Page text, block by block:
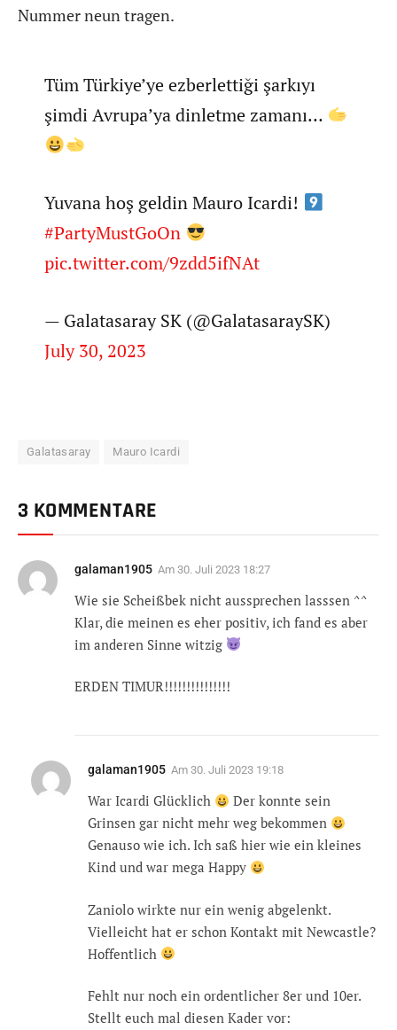
Nummer neun tragen.
Tüm Türkiye’ye ezberlettiği şarkıyı
şimdi Avrupa’ya dinletme zamanı…
Yuvana hoş geldin Mauro Icardi!
#PartyMustGoOn
pic.twitter.com/9zdd5ifNAt
— Galatasaray SK (@GalatasaraySK)
July 30, 2023
Galatasaray Mauro Icardi
3 KOMMENTARE
galaman1905 Am 30. Juli 2023 18:27
Wie sie Scheißbek nicht aussprechen lasssen ^^
Klar, die meinen es eher positiv, ich fand es aber
im anderen Sinne witzig
ERDEN TIMUR!!!!!!!!!!!!!!!
galaman1905 Am 30. Juli 2023 19:18
War Icardi Glücklich
Der konnte sein
Grinsen gar nicht mehr weg bekommen
Genauso wie ich. Ich saß hier wie ein kleines
Kind und war mega Happy
Zaniolo wirkte nur ein wenig abgelenkt.
Vielleicht hat er schon Kontakt mit Newcastle?
Hoffentlich
Fehlt nur noch ein ordentlicher 8er und 10er.
Stellt euch mal diesen Kader vor: